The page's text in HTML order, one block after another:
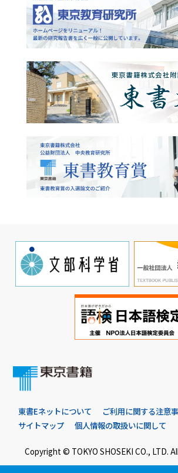
東書Eネットについて ご利用に関する注意
サイトマップ
個人情報の取扱いに関して
Copyright © TOKYO SHOSEKI CO., LTD.